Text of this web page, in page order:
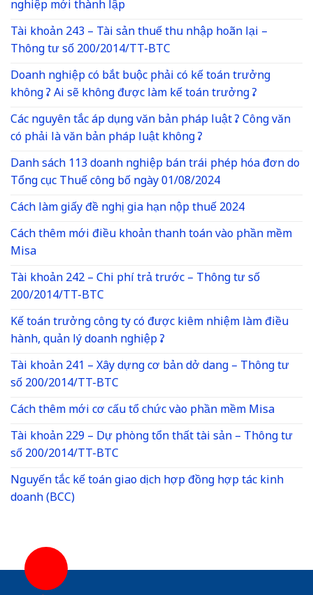
nghiệp mới thành lập
Tài khoản 243 – Tài sản thuế thu nhập hoãn lại –
Thông tư số 200/2014/TT-BTC
Doanh nghiệp có bắt buộc phải có kế toán trưởng
không ? Ai sẽ không được làm kế toán trưởng ?
Các nguyên tắc áp dụng văn bản pháp luật ? Công văn
có phải là văn bản pháp luật không ?
Danh sách 113 doanh nghiệp bán trái phép hóa đơn do
Tổng cục Thuế công bố ngày 01/08/2024
Cách làm giấy đề nghị gia hạn nộp thuế 2024
Cách thêm mới điều khoản thanh toán vào phần mềm
Misa
Tài khoản 242 – Chi phí trả trước – Thông tư số
200/2014/TT-BTC
Kế toán trưởng công ty có được kiêm nhiệm làm điều
hành, quản lý doanh nghiệp ?
Tài khoản 241 – Xây dựng cơ bản dở dang – Thông tư
số 200/2014/TT-BTC
Cách thêm mới cơ cấu tổ chức vào phần mềm Misa
Tài khoản 229 – Dự phòng tổn thất tài sản – Thông tư
số 200/2014/TT-BTC
Nguyến tắc kế toán giao dịch hợp đồng hợp tác kinh
doanh (BCC)